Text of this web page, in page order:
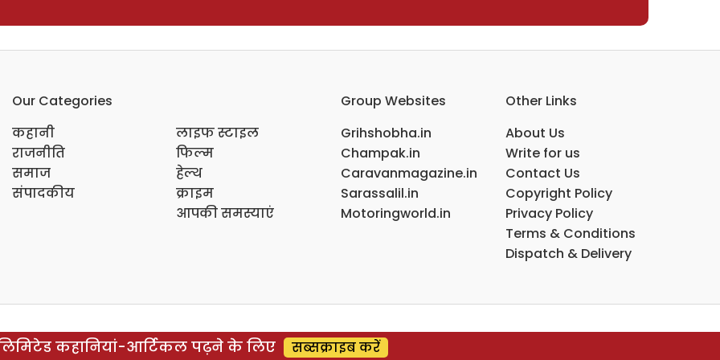
Our Categories
कहानी
राजनीति
समाज
संपादकीय
लाइफ स्टाइल
फिल्म
हेल्थ
क्राइम
आपकी समस्याएं
Group Websites
Grihshobha.in
Champak.in
Caravanmagazine.in
Sarassalil.in
Motoringworld.in
Other Links
About Us
Write for us
Contact Us
Copyright Policy
Privacy Policy
Terms & Conditions
Dispatch & Delivery
कहानियां-आर्टिकल पढ़ने के लिए सब्सक्राइब करें